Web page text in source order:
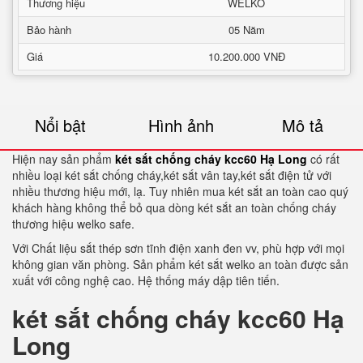
Bảo hành
05 Năm
Giá
10.200.000 VNĐ
Nổi bật Hình ảnh Mô tả
Hiện nay sản phẩm két sắt chống cháy kcc60 Hạ Long có rất
nhiều loại két sắt chống cháy,két sắt vân tay,két sắt điện tử với
nhiều thương hiệu mới, lạ. Tuy nhiên mua két sắt an toàn cao quý
khách hàng không thể bỏ qua dòng két sắt an toàn chống cháy
thương hiệu welko safe.
Với Chất liệu sắt thép sơn tĩnh điện xanh đen vv, phù hợp với mọi
không gian văn phòng. Sản phẩm két sắt welko an toàn được sản
xuất với công nghệ cao. Hệ thống máy dập tiên tiến.
két sắt chống cháy kcc60 Hạ
Long